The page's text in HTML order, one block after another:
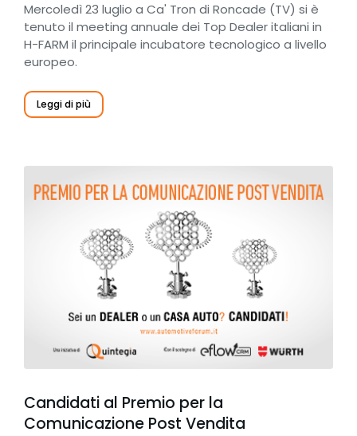
Mercoledì 23 luglio a Ca' Tron di Roncade (TV) si è
tenuto il meeting annuale dei Top Dealer italiani in
H-FARM il principale incubatore tecnologico a livello
europeo.
Leggi di più
Candidati al Premio per la
Comunicazione Post Vendita